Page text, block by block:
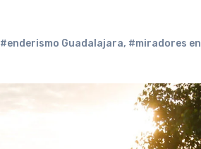
#enderismo Guadalajara, #miradores en